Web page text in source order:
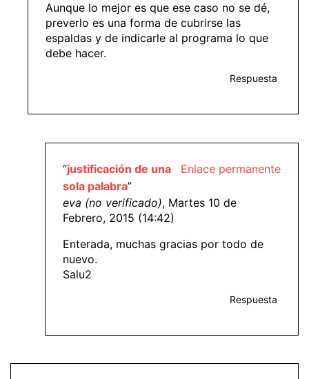
Aunque lo mejor es que ese caso no se dé,
preverlo es una forma de cubrirse las
espaldas y de indicarle al programa lo que
debe hacer.
Respuesta
Enlace permanente
“justificación de una
sola palabra”
eva (no verificado), Martes 10 de
Febrero, 2015 (14:42)
Enterada, muchas gracias por todo de
nuevo.
Salu2
Respuesta